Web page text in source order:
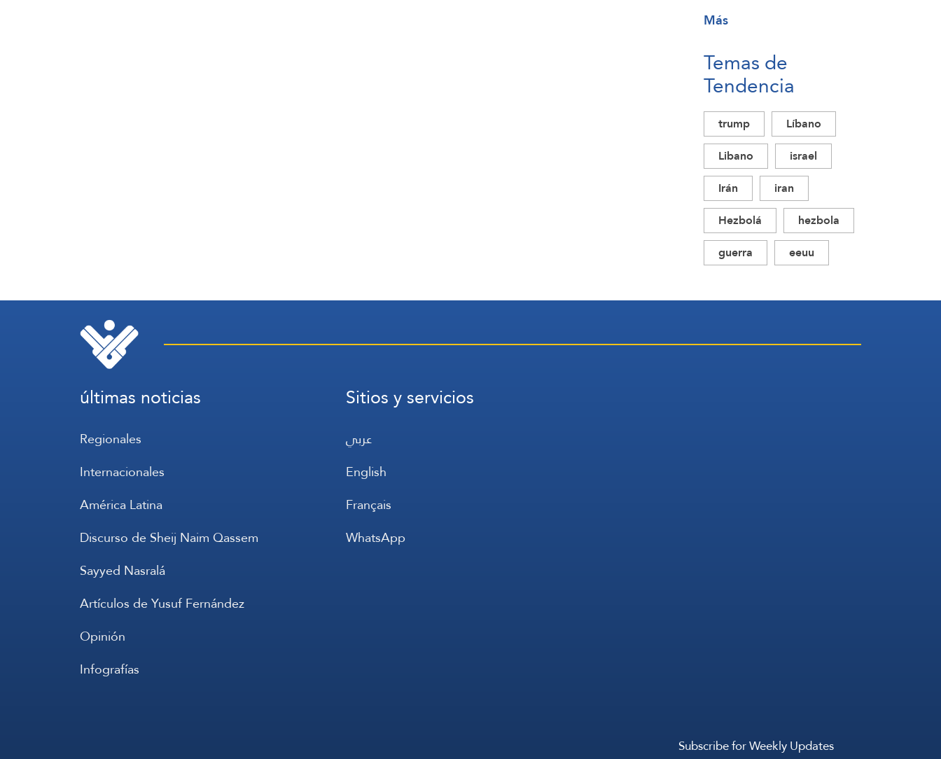
Más
Temas de
Tendencia
trump
Líbano
Libano
israel
Irán
iran
Hezbolá
hezbola
guerra
eeuu
últimas noticias
Regionales
Internacionales
América Latina
Discurso de Sheij Naim Qassem
Sayyed Nasralá
Artículos de Yusuf Fernández
Opinión
Infografías
Sitios y servicios
عربي
English
Français
WhatsApp
Subscribe for Weekly Updates